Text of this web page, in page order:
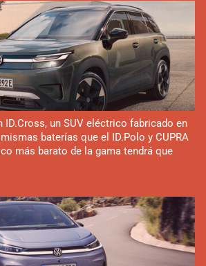
ID.Cross, un SUV eléctrico fabricado en
baterías que el ID.Polo y CUPRA
más barato de la gama tendrá que